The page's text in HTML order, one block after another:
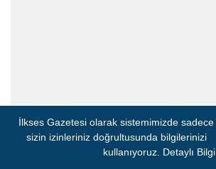
İlkses Gazetesi olarak sistemimizde sadece
sizin izinleriniz doğrultusunda bilgilerinizi
kullanıyoruz. Detaylı Bilgi